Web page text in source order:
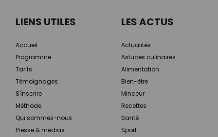
LIENS UTILES
Accueil
Programme
Tarifs
Témoignages
S'inscrire
Méthode
Qui sommes-nous
Presse & médias
LES ACTUS
Actualités
Astuces culinaires
Alimentation
Bien-être
Minceur
Recettes
Santé
Sport